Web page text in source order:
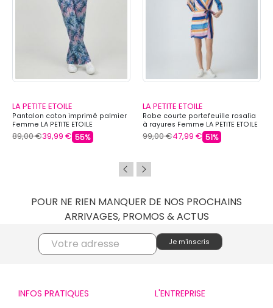
LA PETITE ETOILE
Pantalon coton imprimé palmier
Femme LA PETITE ETOILE
89,00 €39,99 € 55%
LA PETITE ETOILE
Robe courte portefeuille rosalia
à rayures Femme LA PETITE ETOILE
99,00 €47,99 € 51%
POUR NE RIEN MANQUER DE NOS PROCHAINS
ARRIVAGES, PROMOS & ACTUS
INFOS PRATIQUES L'ENTREPRISE